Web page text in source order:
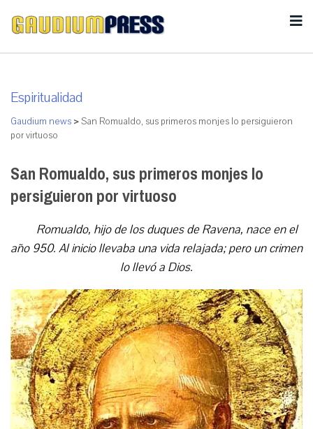
Espiritualidad
Gaudium news >San Romualdo, sus primeros monjes lo persiguieron
por virtuoso
San Romualdo, sus primeros monjes lo
persiguieron por virtuoso
Romualdo, hijo de los duques de Ravena, nace en el
año 950. Al inicio llevaba una vida relajada; pero un crimen
lo llevó a Dios.